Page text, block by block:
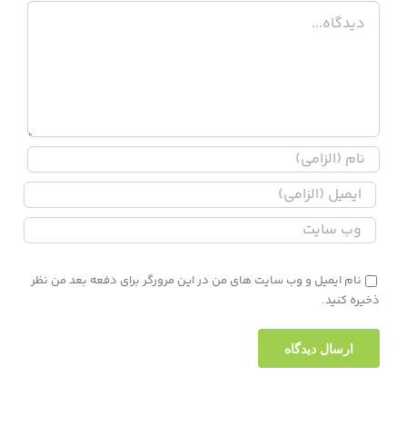
دیدگاه
نام ایمیل و وب سایت های من در این مرورگر برای دفعه بعد من نظر
ذخیره کنید.